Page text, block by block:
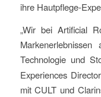
ihre Hautpflege-
„Wir bei Artificial
Technologie und
Experiences
mit CULT und